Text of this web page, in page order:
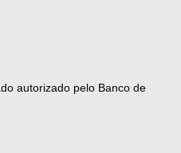
autorizado pelo Banco de